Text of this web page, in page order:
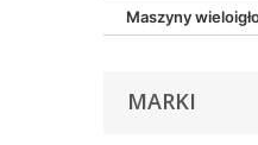
Maszyny
MARKI